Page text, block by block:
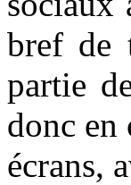
bref de
partie
donc
écrans,